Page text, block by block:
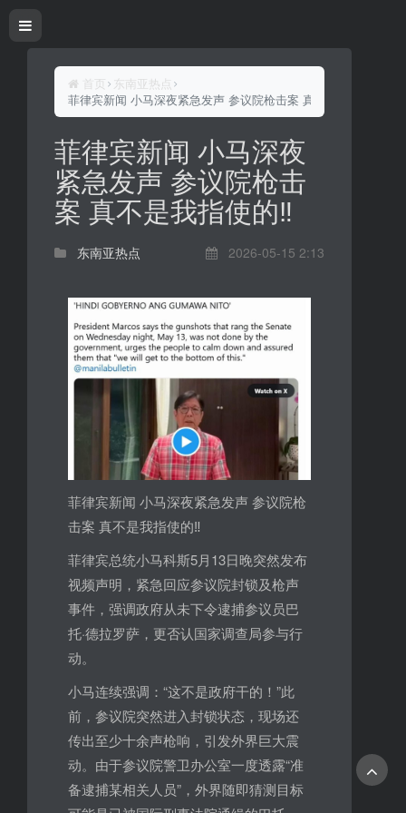
首页
东南亚热点
菲律宾新闻 小马深夜紧急发声 参议院枪击案 真不是我指使的‼️
菲律宾新闻 小马深夜
紧急发声 参议院枪击
案 真不是我指使的‼️
东南亚热点 2026-05-15 2:13
菲律宾新闻 小马深夜紧急发声 参议院枪
击案 真不是我指使的‼️
菲律宾总统小马科斯5月13日晚突然发布
视频声明，紧急回应参议院封锁及枪声
事件，强调政府从未下令逮捕参议员巴
托·德拉罗萨，更否认国家调查局参与行
动。
小马连续强调：“这不是政府干的！”此
前，参议院突然进入封锁状态，现场还
传出至少十余声枪响，引发外界巨大震
动。由于参议院警卫办公室一度透露“准
备逮捕某相关人员”，外界随即猜测目标